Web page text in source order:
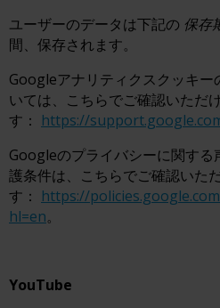
ユーザーのデータは下記の 保存
間、保存されます。
Googleアナリティクスクッキ
いては、こちらでご確認いただ
す： https://
Googleのプライバシーに関す
護条件は、こちらでご確認いた
す： https://
hl=en。
YouTube